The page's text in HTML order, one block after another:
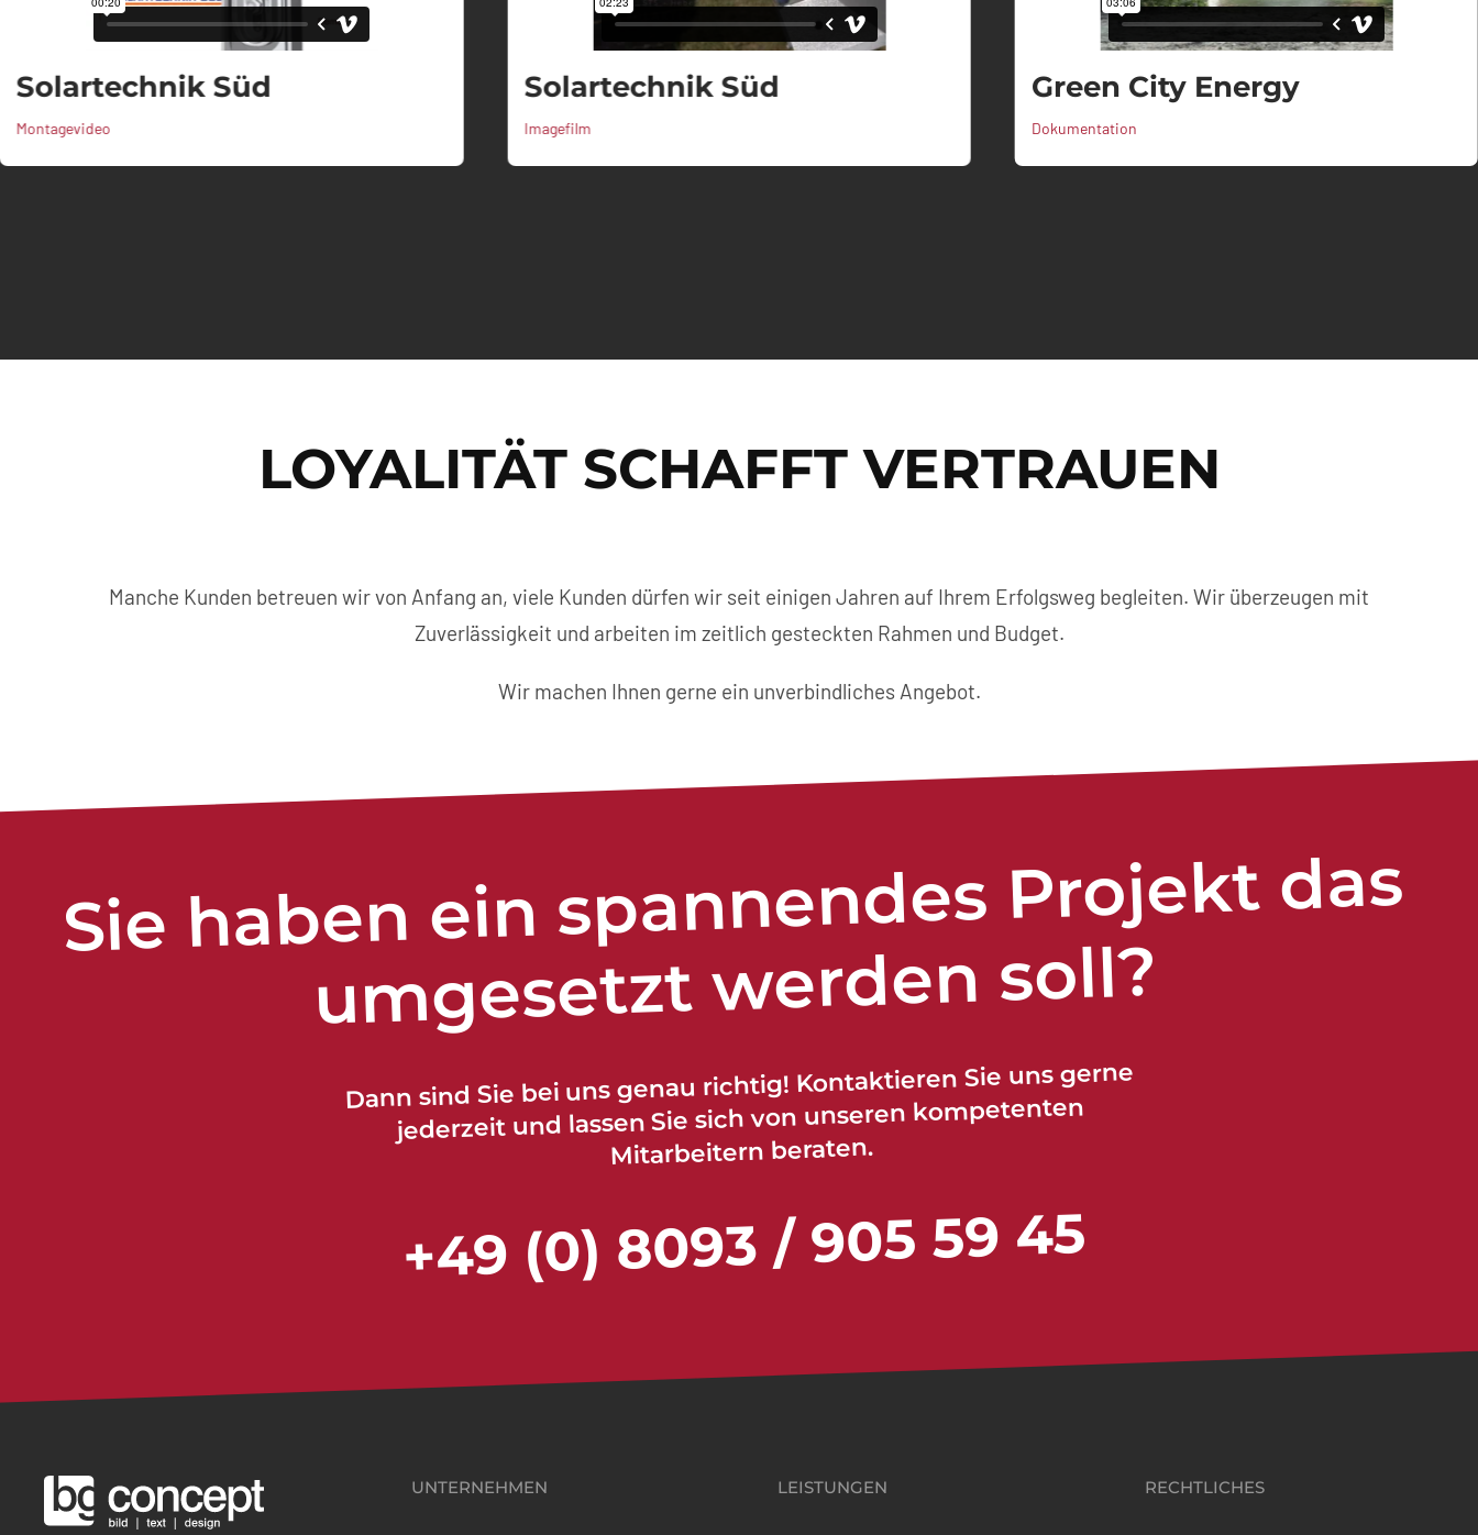
Solartechnik Süd
Montagevideo
Solartechnik Süd
Imagefilm
Green City Energy
Dokumentation
LOYALITÄT SCHAFFT VERTRAUEN
Manche Kunden betreuen wir von Anfang an, viele Kunden dürfen wir seit einigen Jahren auf Ihrem Erfolgsweg begleiten. Wir überzeugen mit
Zuverlässigkeit und arbeiten im zeitlich gesteckten Rahmen und Budget.
Wir machen Ihnen gerne ein unverbindliches Angebot.
Sie haben ein spannendes Projekt das
u
mgesetzt werden soll?
Dann sind Sie bei uns genau richtig! Kontaktieren Sie uns gerne
jederzeit und lassen Sie sich von unseren kompetenten
Mitarbeitern beraten.
+49 (0) 8093 / 905 59 45
UNTERNEHMEN LEISTUNGEN RECHTLICHES